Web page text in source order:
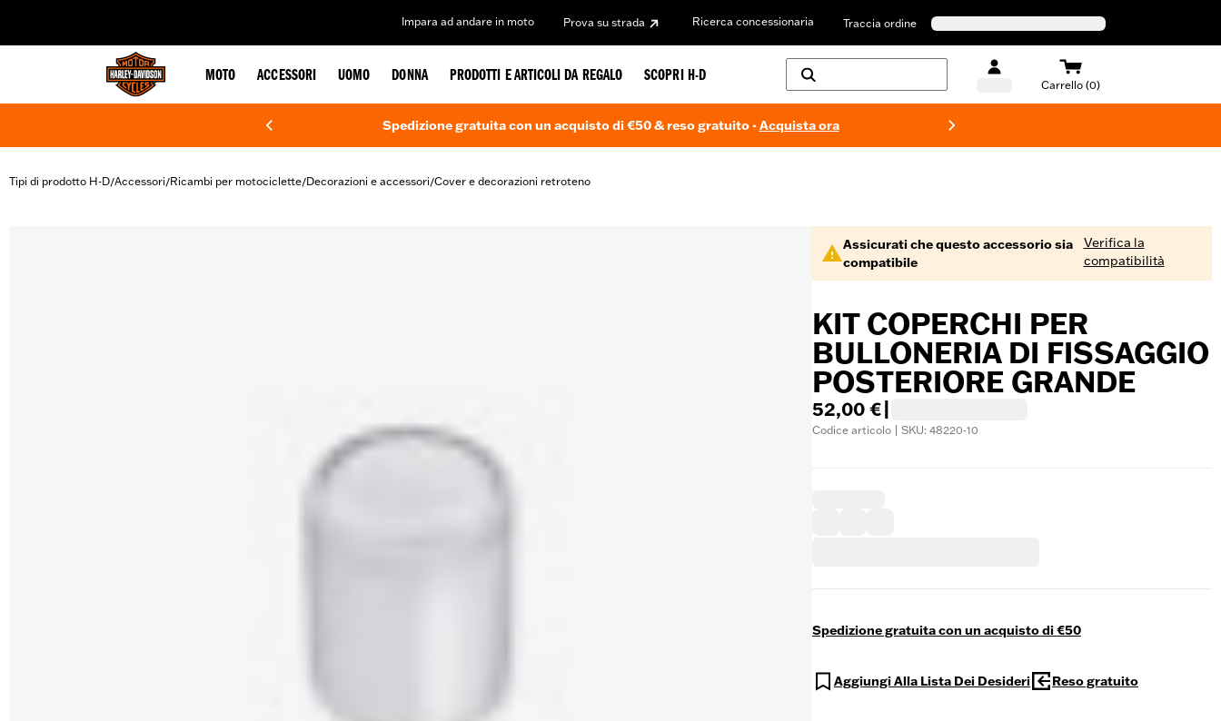
Impara ad andare in moto Prova su strada Ricerca concessionaria Traccia ordine
MOTO ACCESSORI UOMO DONNA PRODOTTI E ARTICOLI DA REGALO SCOPRI H-D
Carrello (0)
Spedizione gratuita con un acquisto di €50 & reso gratuito -Acquista ora
Tipi di prodotto H-D/Accessori/Ricambi per motociclette/Decorazioni e accessori/Cover e decorazioni retroteno
Assicurati che questo accessorio sia
compatibile
Verifica la
compatibilità
KIT COPERCHI PER
BULLONERIA DI FISSAGGIO
POSTERIORE GRANDE
52,00 €
Codice articolo | SKU: 48220-10
Spedizione gratuita con un acquisto di €50
Aggiungi Alla Lista Dei Desideri Reso gratuito